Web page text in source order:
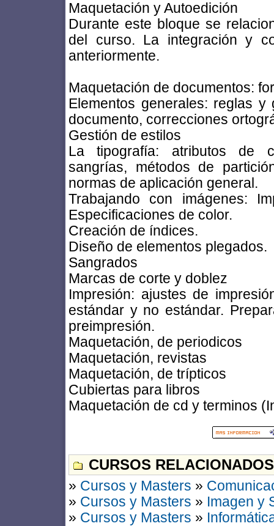
Maquetación y Autoedición
Durante este bloque se
del curso. La integración y
anteriormente.
Maquetación de documentos:
Elementos generales: reglas
documento, correcciones
Gestión de estilos
La tipografía: atributos de
sangrías, métodos de
normas de aplicación general.
Trabajando con imágenes:
Especificaciones de color.
Creación de índices.
Diseño de elementos plegados.
Sangrados
Marcas de corte y doblez
Impresión: ajustes de
estándar y no estándar.
preimpresión.
Maquetación, de periodicos
Maquetación, revistas
Maquetación, de trípticos
Cubiertas para libros
Maquetación de cd y terminos
CURSOS
» Cursos y Masters »
» Cursos y Masters » Imagen y
» Cursos y Masters »